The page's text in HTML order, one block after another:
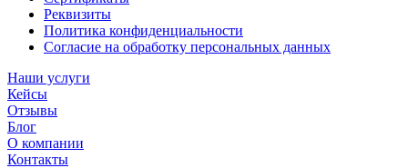
Реквизиты
Политика конфиденциальности
Согласие на обработку персональных данных
Наши услуги
Кейсы
Отзывы
Блог
О компании
Контакты